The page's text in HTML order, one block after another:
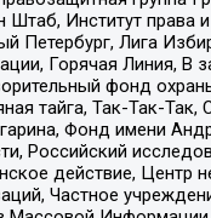
Штаб, Институт права
Петербург, Лига
Горячая Линия, В
фонд
тайга, Так-Так-
Фонд имени
Российский
действие, Центр
Частное